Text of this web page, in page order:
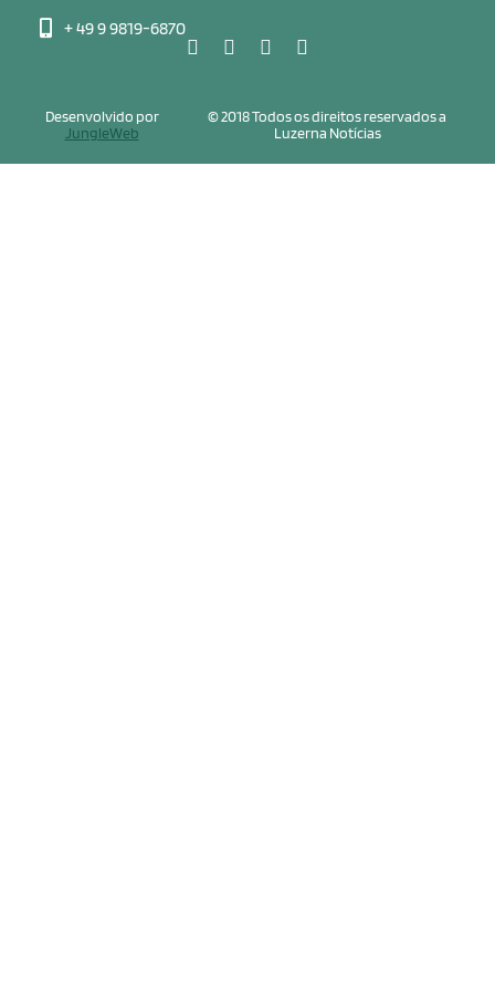
+ 49 9 9819-6870
© 2018 Todos os direitos reservados a
Luzerna Notícias
Desenvolvido por
JungleWeb